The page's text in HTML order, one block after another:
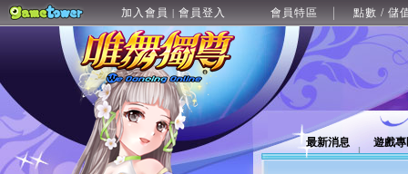
加入會員 | 會員登入 會員特區 點數 / 儲
最新消息 遊戲